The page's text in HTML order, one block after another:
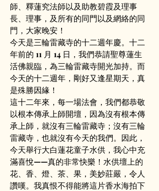
師、釋蓮究法師以及助教碧霞及理事
長、理事，及所有的同門以及網絡的同
門，大家晚安！
今天是三輪雷藏寺的十二週年慶。十二
年前的 11 月 14 日，我們恭請聖尊蓮生
活佛親臨，為三輪雷藏寺開光加持。而
今天的十二週年，剛好又逢星期天，真
是殊勝因緣！
這十二年來，每一場法會，我們都恭敬
以根本傳承上師開壇，因為沒有根本傳
承上師，就沒有三輪雷藏寺；沒有三輪
雷藏寺，也就沒有今天的我們。因此，
今天舉行大白蓮花童子水供，我心中充
滿喜悅——真的非常快樂！水供壇上的
花、香、燈、茶、果，美妙莊嚴，令人
讚嘆。我真恨不得能將這片香水海拍下